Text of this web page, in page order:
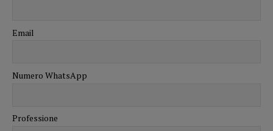
Email
Numero WhatsApp
Professione